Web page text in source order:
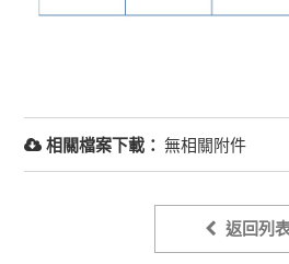
相關檔案下載： 無相關附件
返回列